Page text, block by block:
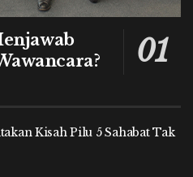
Kisah Pilu 5 Sahabat Tak